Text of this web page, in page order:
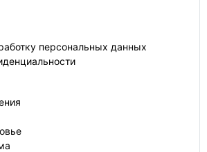
персональных данных